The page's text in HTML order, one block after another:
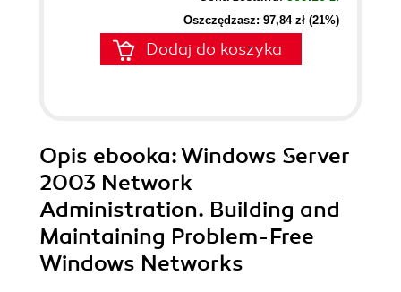
Oszczędzasz: 97,84 zł (21%)
Dodaj do koszyka
Opis ebooka: Windows Server
2003 Network
Administration. Building and
Maintaining Problem-Free
Windows Networks